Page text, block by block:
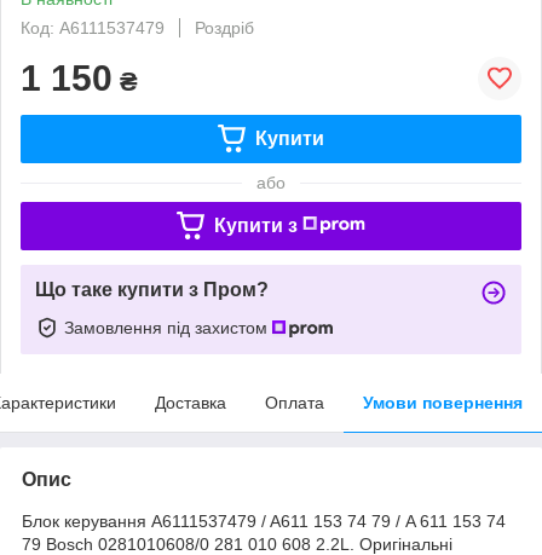
Код: A6111537479
Роздріб
1 150 ₴
Купити
або
Купити з
Що таке купити з Пром?
Замовлення під захистом
Доставка Оплата Умови повернення
Опис
Блок керування A6111537479 / A611 153 74 79 / A 611 153 74
79 Bosch 0281010608/0 281 010 608 2.2L. Оригінальні